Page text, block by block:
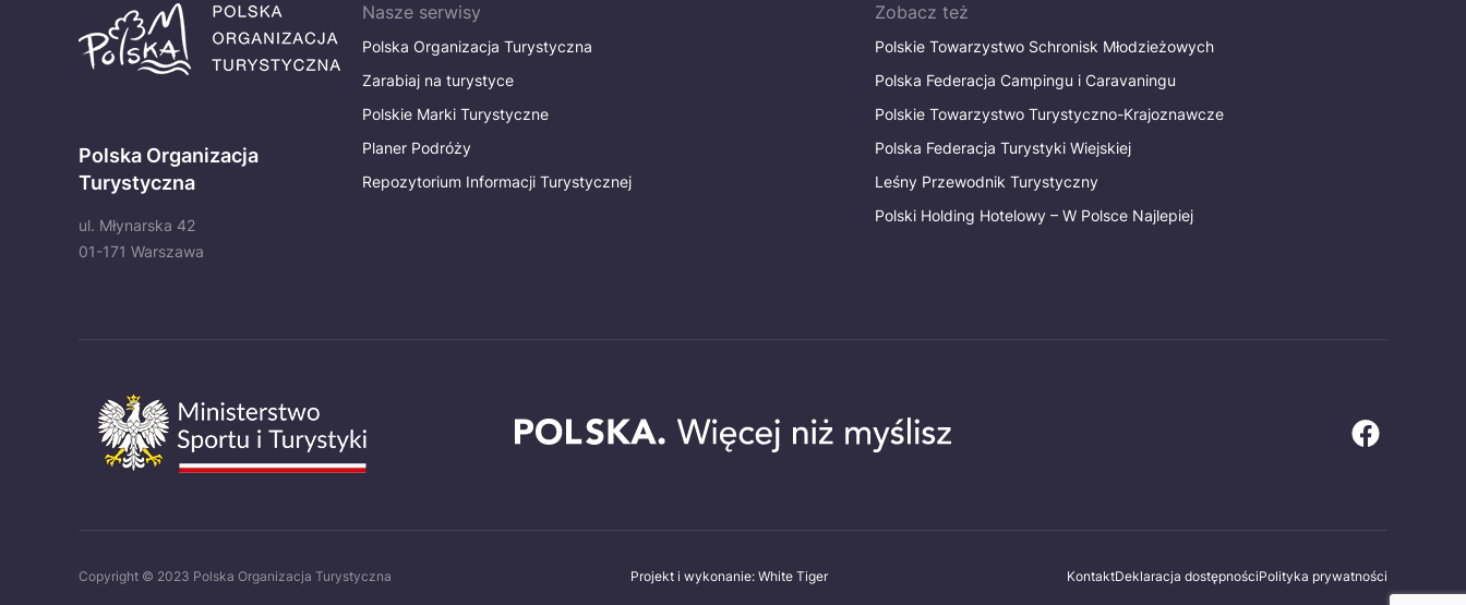
Polska Organizacja
Turystyczna
ul. Młynarska 42
01-171 Warszawa
Nasze serwisy
Polska Organizacja Turystyczna
Zarabiaj na turystyce
Polskie Marki Turystyczne
Planer Podróży
Repozytorium Informacji Turystycznej
Zobacz też
Polskie Towarzystwo Schronisk Młodzieżowych
Polska Federacja Campingu i Caravaningu
Polskie Towarzystwo Turystyczno-Krajoznawcze
Polska Federacja Turystyki Wiejskiej
Leśny Przewodnik Turystyczny
Polski Holding Hotelowy – W Polsce Najlepiej
KontaktDeklaracja dostępnościPolityka prywatności
Copyright © 2023 Polska Organizacja Turystyczna Projekt i wykonanie: White Tiger